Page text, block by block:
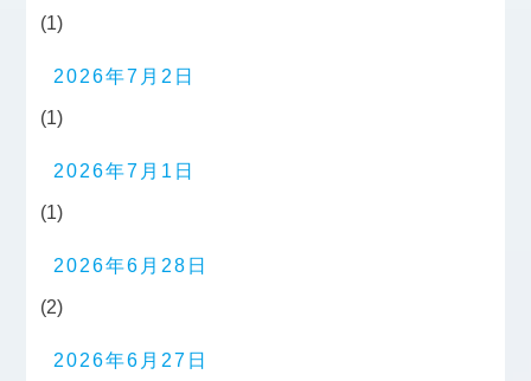
(1)
2026年7月2日
(1)
2026年7月1日
(1)
2026年6月28日
(2)
2026年6月27日